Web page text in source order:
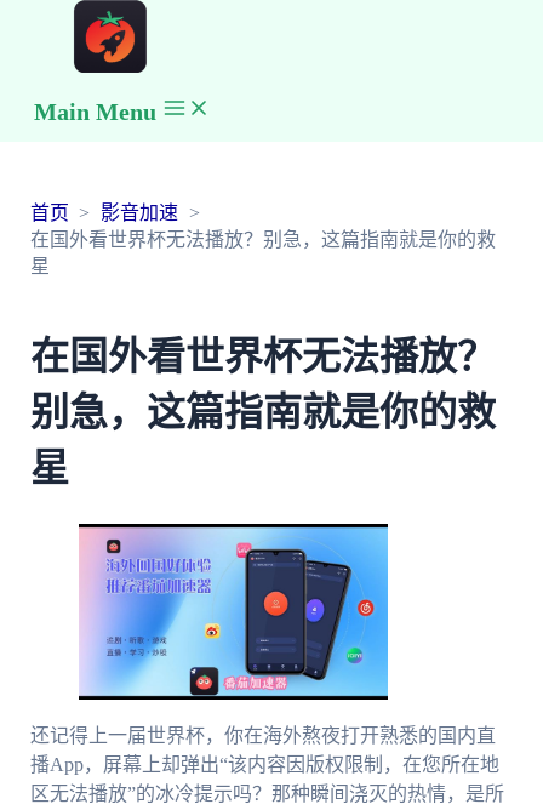
Main Menu
首页
影音加速
在国外看世界杯无法播放？别急，这篇指南就是你的救
星
在国外看世界杯无法播放？
别急，这篇指南就是你的救
星
还记得上一届世界杯，你在海外熬夜打开熟悉的国内直
播App，屏幕上却弹出“该内容因版权限制，在您所在地
区无法播放”的冰冷提示吗？那种瞬间浇灭的热情，是所